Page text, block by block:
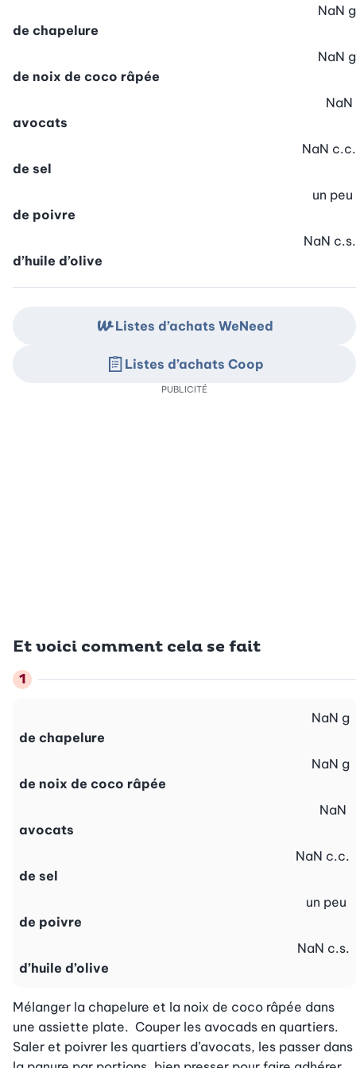
de chapelure
NaN g
de noix de coco râpée
NaN g
avocats
NaN
de sel
NaN c.c.
de poivre
un peu
d’huile d’olive
NaN c.s.
Et voici comment cela se fait
de chapelure
NaN g
de noix de coco râpée
NaN g
avocats
NaN
de sel
NaN c.c.
de poivre
un peu
d’huile d’olive
NaN c.s.
Mélanger la chapelure et la noix de coco râpée dans
une assiette plate.  Couper les avocads en quartiers.
Saler et poivrer les quartiers d’avocats, les passer dans
Listes d’achats WeNeed
Listes d’achats Coop
PUBLICITÉ